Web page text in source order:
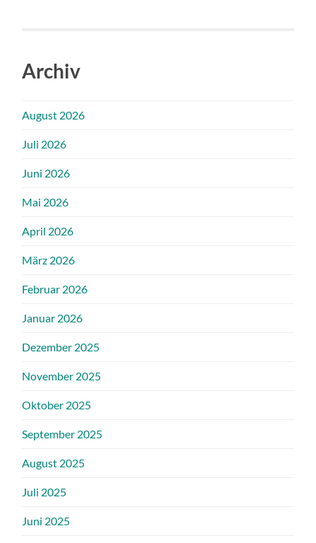
Archiv
August 2026
Juli 2026
Juni 2026
Mai 2026
April 2026
März 2026
Februar 2026
Januar 2026
Dezember 2025
November 2025
Oktober 2025
September 2025
August 2025
Juli 2025
Juni 2025